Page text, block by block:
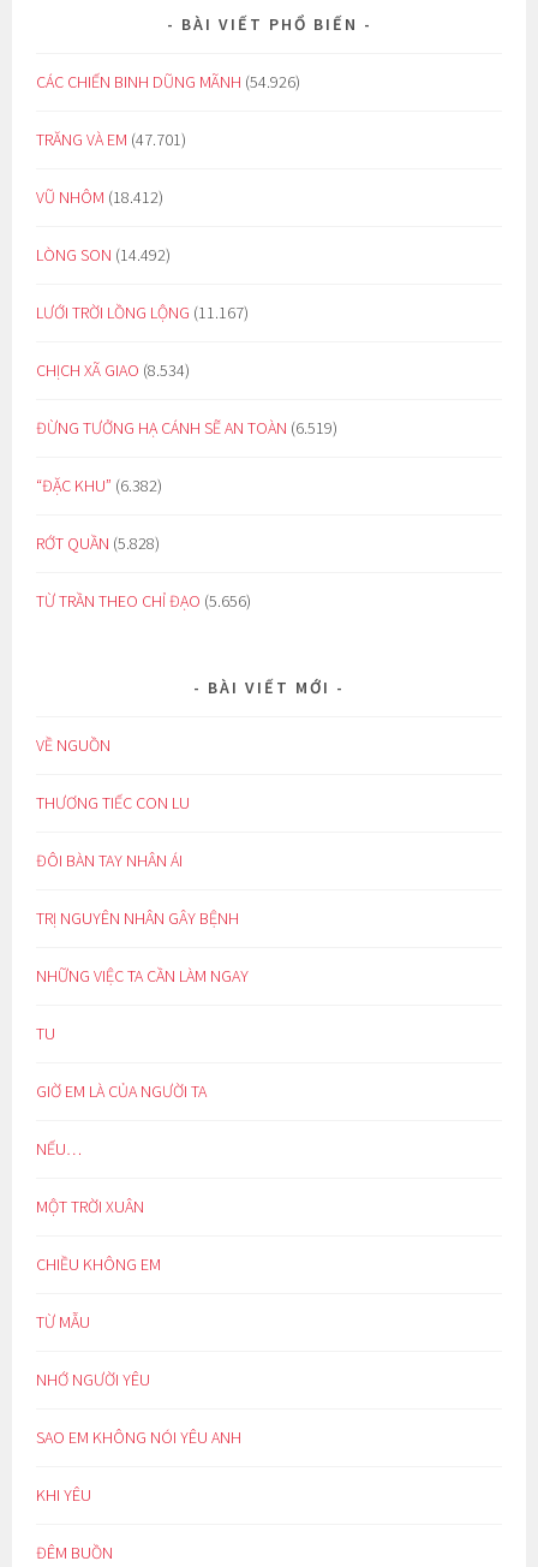
BÀI VIẾT PHỔ BIẾN
CÁC CHIẾN BINH DŨNG MÃNH (54.926)
TRĂNG VÀ EM (47.701)
VŨ NHÔM (18.412)
LÒNG SON (14.492)
LƯỚI TRỜI LỒNG LỘNG (11.167)
CHỊCH XÃ GIAO (8.534)
ĐỪNG TƯỞNG HẠ CÁNH SẼ AN TOÀN (6.519)
“ĐẶC KHU” (6.382)
RỚT QUẦN (5.828)
TỪ TRẦN THEO CHỈ ĐẠO (5.656)
BÀI VIẾT MỚI
VỀ NGUỒN
THƯƠNG TIẾC CON LU
ĐÔI BÀN TAY NHÂN ÁI
TRỊ NGUYÊN NHÂN GÂY BỆNH
NHỮNG VIỆC TA CẦN LÀM NGAY
TU
GIỜ EM LÀ CỦA NGƯỜI TA
NẾU…
MỘT TRỜI XUÂN
CHIỀU KHÔNG EM
TỪ MẪU
NHỚ NGƯỜI YÊU
SAO EM KHÔNG NÓI YÊU ANH
KHI YÊU
ĐÊM BUỒN